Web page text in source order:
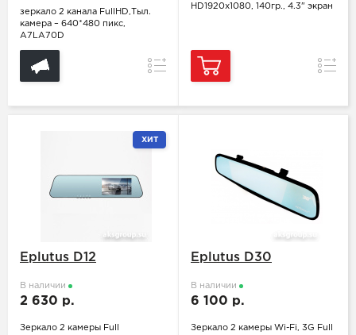
зеркало 2 канала FullHD,Тыл.
камера – 640*480 пикс,
A7LA70D
Сравнение
HD1920x1080, 140гр., 4.3" экран
ХИТ
Eplutus D12
В наличии
2 630 р.
Зеркало 2 камеры Full
Eplutus D30
В наличии
6 100 р.
Зеркало 2 камеры Wi-Fi, 3G Full